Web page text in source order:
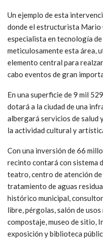
Un ejemplo de esta
donde el estructurista Mario
especialista en tecnología de
meticulosamente esta área,
elemento central para
cabo eventos de gran
En una superficie de 9 mil
dotará a la ciudad de una
albergará servicios de salud
la actividad cultural y
Con una inversión de 66
recinto contará con sistema
teatro, centro de atención
tratamiento de aguas
histórico municipal,
libre, pérgolas, salón de
compostaje, museo de sitio,
exposición y biblioteca